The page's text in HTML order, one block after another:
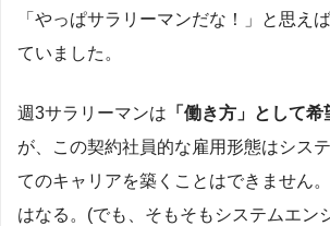
「やっぱサラリーマンだな！」と思え
ていました。
週3サラリーマンは 「働き方」として希
が、この契約社員的な雇用形態はシス
てのキャリアを築くことはできません
はなる。(でも、そもそもシステムエン